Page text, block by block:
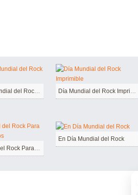
Gratis Día Mundial del Rock Para Niños Día Mundial del Rock Imprimible
Día Mundial del Rock Para Niños de 4 Años
En Día Mundial del Rock